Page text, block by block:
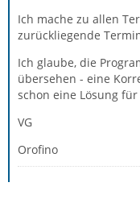
Ich mache zu allen
zurückliegende
Ich glaube, die
übersehen - eine
schon eine Lösung
VG
Orofino